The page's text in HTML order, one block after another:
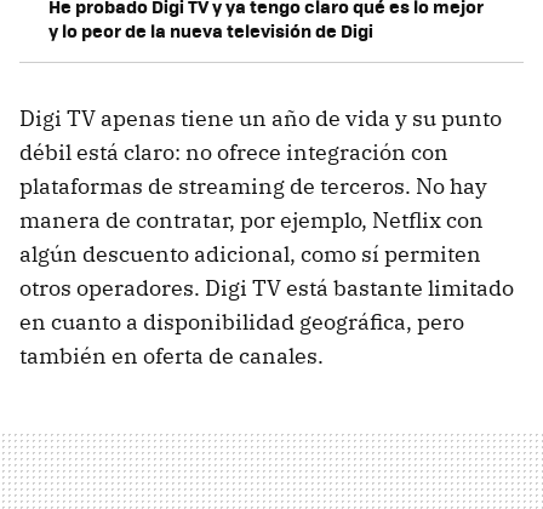
He probado Digi TV y ya tengo claro qué es lo mejor
y lo peor de la nueva televisión de Digi
Digi TV apenas tiene un año de vida y su punto
débil está claro: no ofrece integración con
plataformas de streaming de terceros. No hay
manera de contratar, por ejemplo, Netflix con
algún descuento adicional, como sí permiten
otros operadores. Digi TV está bastante limitado
en cuanto a disponibilidad geográfica, pero
también en oferta de canales.